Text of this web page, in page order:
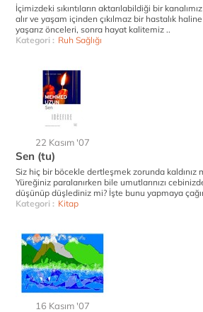
İçimizdeki sıkıntıların aktarılabildiği bir
alır ve yaşam içinden çıkılmaz bir hastalık
yaşarız önceleri, sonra hayat kalitemiz ..
Kategori : Ruh Sağlığı
22 Kasım '07
Sen (tu)
Siz hiç bir böcekle dertleşmek zorunda kaldınız
Yüreğiniz paralanırken bile umutlarınızı
düşünüp düşlediniz mi? İşte bunu yapmaya
Kategori : Kitap
16 Kasım '07